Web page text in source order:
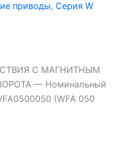
приводы, Серия W
С МАГНИТНЫМ
— Номинальный
(WFA 050